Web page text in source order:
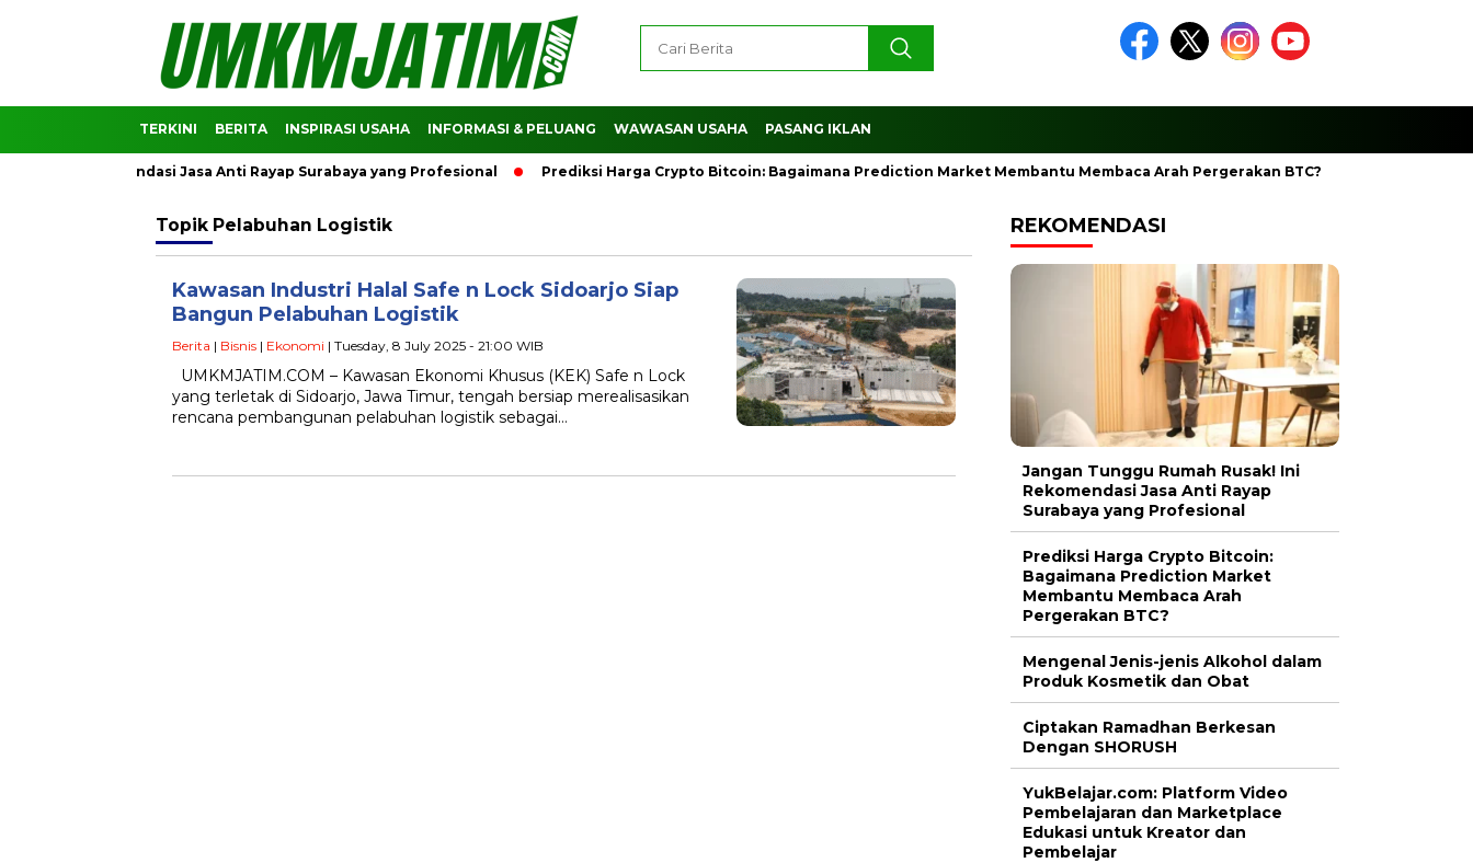
TERKINI BERITA INSPIRASI USAHA INFORMASI & PELUANG WAWASAN USAHA PASANG IKLAN
Ini Rekomendasi Jasa Anti Rayap Surabaya yang Profesional Prediksi Harga Crypto Bitcoin: Bagaimana Prediction Market Membantu Membaca Arah Pergerakan BTC?
Topik Pelabuhan Logistik
Kawasan Industri Halal Safe n Lock Sidoarjo Siap
Bangun Pelabuhan Logistik
Berita | Bisnis | Ekonomi | Tuesday, 8 July 2025 - 21:00 WIB
UMKMJATIM.COM – Kawasan Ekonomi Khusus (KEK) Safe n Lock
yang terletak di Sidoarjo, Jawa Timur, tengah bersiap merealisasikan
rencana pembangunan pelabuhan logistik sebagai…
REKOMENDASI
Jangan Tunggu Rumah Rusak! Ini
Rekomendasi Jasa Anti Rayap
Surabaya yang Profesional
Prediksi Harga Crypto Bitcoin:
Bagaimana Prediction Market
Membantu Membaca Arah
Pergerakan BTC?
Mengenal Jenis-jenis Alkohol dalam
Produk Kosmetik dan Obat
Ciptakan Ramadhan Berkesan
Dengan SHORUSH
YukBelajar.com: Platform Video
Pembelajaran dan Marketplace
Edukasi untuk Kreator dan
Pembelajar